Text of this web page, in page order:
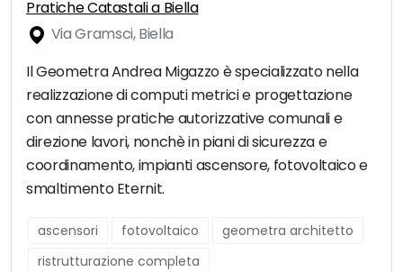
Pratiche Catastali a Biella
Via Gramsci, Biella
Il Geometra Andrea Migazzo è specializzato nella
realizzazione di computi metrici e progettazione
con annesse pratiche autorizzative comunali e
direzione lavori, nonchè in piani di sicurezza e
coordinamento, impianti ascensore, fotovoltaico e
smaltimento Eternit.
ascensori fotovoltaico
geometra architetto
ristrutturazione completa